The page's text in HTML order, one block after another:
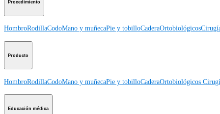
Procedimiento
HombroRodillaCodoMano y muñecaPie y tobilloCaderaOrtobiológicos
Producto
HombroRodillaCodoMano y muñecaPie y tobilloCaderaOrtobiológicos
Educación médica